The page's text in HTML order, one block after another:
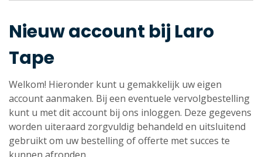
Nieuw account bij Laro
Tape
Welkom! Hieronder kunt u gemakkelijk uw eigen
account aanmaken. Bij een eventuele vervolgbestelling
kunt u met dit account bij ons inloggen. Deze gegevens
worden uiteraard zorgvuldig behandeld en uitsluitend
gebruikt om uw bestelling of offerte met succes te